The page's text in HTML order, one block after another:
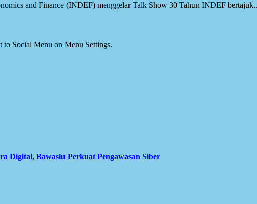
and Finance (INDEF) menggelar Talk Show 30 Tahun INDEF
to Social Menu on Menu Settings.
Digital, Bawaslu Perkuat Pengawasan Siber